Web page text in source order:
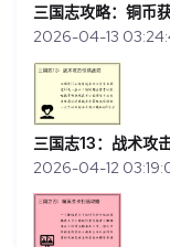
三国志攻略：铜币
2026-04-13
三国志13：战术攻
2026-04-12